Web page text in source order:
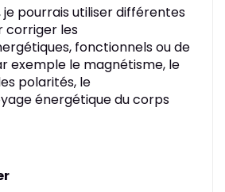
je pourrais utiliser différentes
corriger les
fonctionnels ou de
exemple le magnétisme, le
polarités, le
énergétique du corps